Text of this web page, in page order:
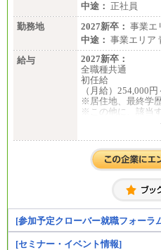
■(株)JTBパブリッ
総合職 月給
中途：
①月給227,000円以
②月給212,000円以
③月給172,500円以
④月給23万円～37
⑤月給20万円～25
⑥月給33万円～48
⑦月給271,000円以
⑧～⑮月給200,000
⑯月給185,000円以
⑰月給237,000円以
⑱月給212,000円以
⑲東京：月給
以上
㉑月給185,000 円
㉓月給224,500円以
※全コース共通※
異なります
※試用期間中も給
中途： 正社員
勤務地
2027新卒： 事業エ
中途： 事業エリア
給与
2027新卒：
全職種共通
初任給
（月給）254,000円
※居住地、最終学
※この他に、該当
中途：
全職種共通
※居住地、年齢に
※この他に、該当
す。
※試用期間中も給
[参加予定クローバー就職フォーラ
[セミナー・イベント情報]